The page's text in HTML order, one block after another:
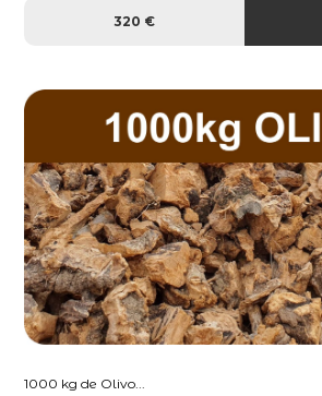
320 €
1000 kg de Olivo...